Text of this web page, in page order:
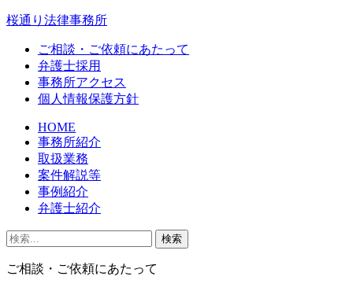
桜通り法律事務所
ご相談・ご依頼にあたって
弁護士採用
事務所アクセス
個人情報保護方針
HOME
事務所紹介
取扱業務
案件解説等
事例紹介
弁護士紹介
ご相談・ご依頼にあたって